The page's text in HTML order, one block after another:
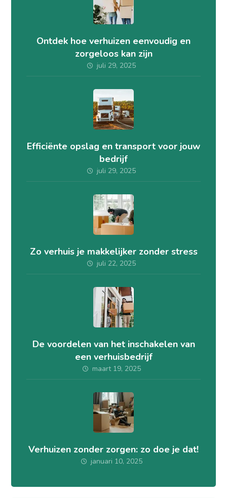
Ontdek hoe verhuizen eenvoudig en
zorgeloos kan zijn
juli 29, 2025
Efficiënte opslag en transport voor jouw
bedrijf
juli 29, 2025
Zo verhuis je makkelijker zonder stress
juli 22, 2025
De voordelen van het inschakelen van
een verhuisbedrijf
maart 19, 2025
Verhuizen zonder zorgen: zo doe je dat!
januari 10, 2025